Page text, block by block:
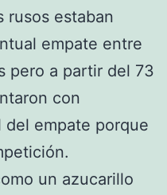
rusos estaban
empate entre
pero a partir del 73
con
empate porque
un azucarillo